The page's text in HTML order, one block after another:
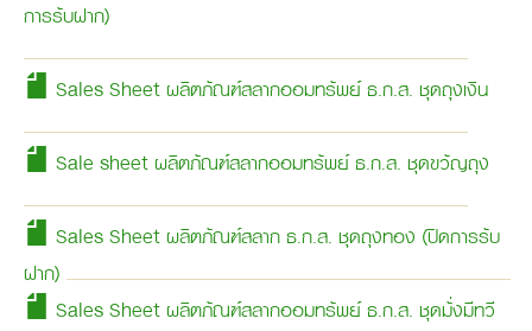
การรับฝาก)
Sales Sheet ผลิตภัณฑ์สลากออมทรัพย์ ธ.ก.ส. ชุดถุงเงิน
Sale sheet ผลิตภัณฑ์สลากออมทรัพย์ ธ.ก.ส. ชุดขวัญถุง
Sales Sheet ผลิตภัณฑ์สลาก ธ.ก.ส. ชุดถุงทอง (ปิดการรับ
ฝาก)
Sales Sheet ผลิตภัณฑ์สลากออมทรัพย์ ธ.ก.ส. ชุดมั่งมีทวี